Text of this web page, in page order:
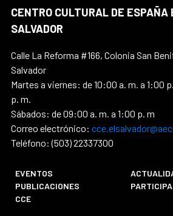
CENTRO CULTURAL DE ESPAÑA
SALVADOR
Calle La Reforma #166, Colonia San
Salvador
Martes a viernes: de 10:00 a. m. a 1:00
p. m.
Sábados: de 09:00 a. m. a 1:00 p. m
Correo electrónico:
Teléfono: (503) 22337300
EVENTOS
PUBLICACIONES
PARTICIPA
CCE